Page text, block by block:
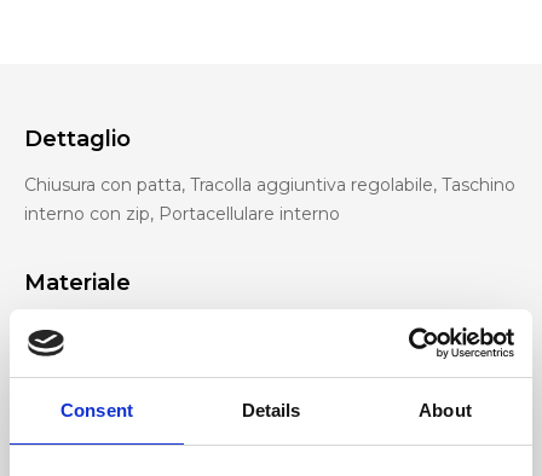
Consent Details About
Dettaglio
Chiusura con patta, Tracolla aggiuntiva regolabile, Taschino
interno con zip, Portacellulare interno
Materiale
Vera pelle scamosciata, Accessori nichel
Dimensione
38 x 27 x 2 cm (l x a x p)